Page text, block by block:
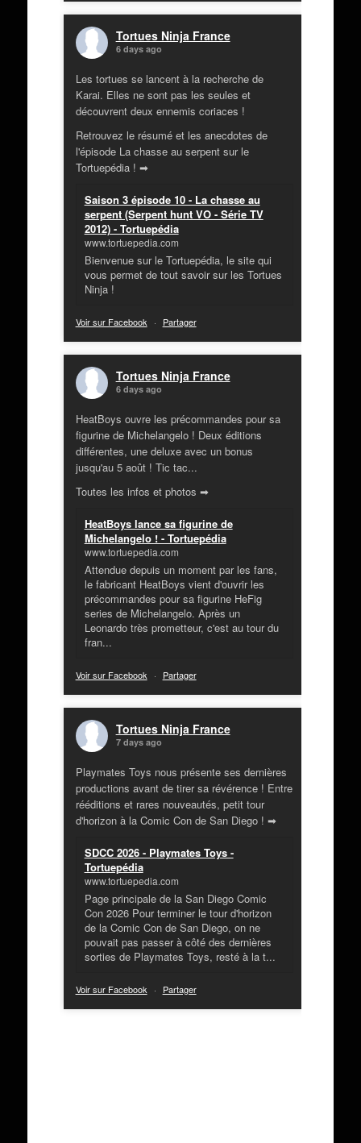
Tortues Ninja France
6 days ago
Les tortues se lancent à la recherche de
Karai. Elles ne sont pas les seules et
découvrent deux ennemis coriaces !
Retrouvez le résumé et les anecdotes de
l'épisode La chasse au serpent sur le
Tortuepédia ! ➡
Saison 3 épisode 10 - La chasse au
serpent (Serpent hunt VO - Série TV
2012) - Tortuepédia
www.tortuepedia.com
Bienvenue sur le Tortuepédia, le site qui
vous permet de tout savoir sur les Tortues
Ninja !
Voir sur Facebook · Partager
Tortues Ninja France
6 days ago
HeatBoys ouvre les précommandes pour sa
figurine de Michelangelo ! Deux éditions
différentes, une deluxe avec un bonus
jusqu'au 5 août ! Tic tac...
Toutes les infos et photos ➡
HeatBoys lance sa figurine de
Michelangelo ! - Tortuepédia
www.tortuepedia.com
Attendue depuis un moment par les fans,
le fabricant HeatBoys vient d'ouvrir les
précommandes pour sa figurine HeFig
series de Michelangelo. Après un
Leonardo très prometteur, c'est au tour du
fran...
Voir sur Facebook · Partager
Tortues Ninja France
7 days ago
Playmates Toys nous présente ses dernières
productions avant de tirer sa révérence ! Entre
rééditions et rares nouveautés, petit tour
d'horizon à la Comic Con de San Diego ! ➡
SDCC 2026 - Playmates Toys -
Tortuepédia
www.tortuepedia.com
Page principale de la San Diego Comic
Con 2026 Pour terminer le tour d'horizon
de la Comic Con de San Diego, on ne
pouvait pas passer à côté des dernières
sorties de Playmates Toys, resté à la t...
Voir sur Facebook · Partager